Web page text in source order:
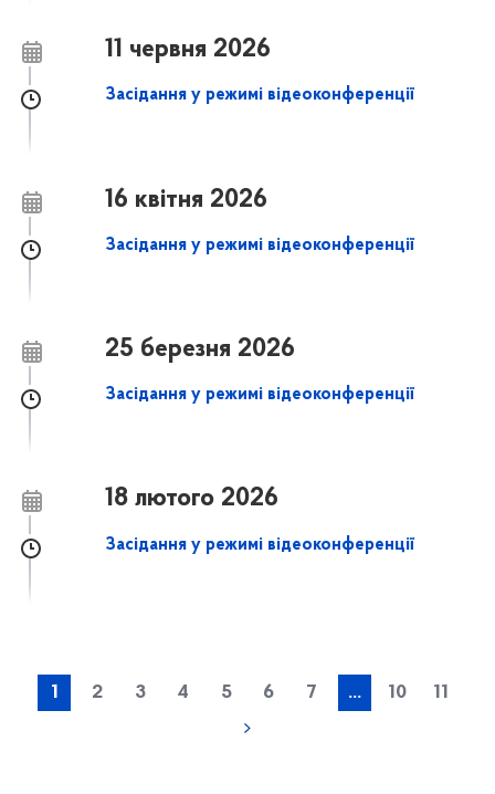
11 червня 2026
Засідання у режимі відеоконференції
16 квітня 2026
Засідання у режимі відеоконференції
25 березня 2026
Засідання у режимі відеоконференції
18 лютого 2026
Засідання у режимі відеоконференції
1 2 3 4 5 6 7 ... 10 11